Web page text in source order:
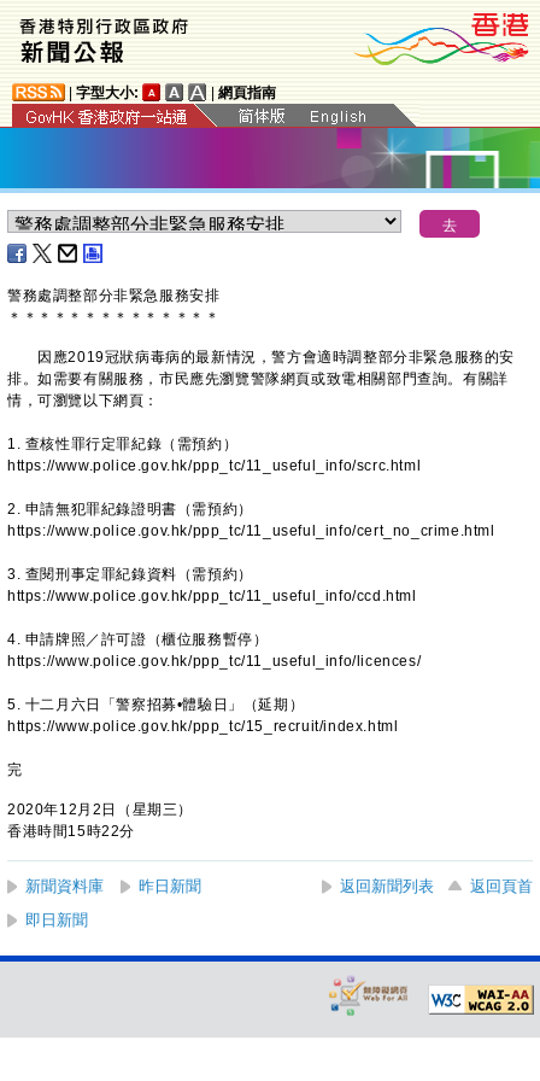
字型大小: 網頁指南
警務處調整部分非緊急服務安排
＊ ＊ ＊ ＊ ＊ ＊ ＊ ＊ ＊ ＊ ＊ ＊ ＊ ＊
因應2019冠狀病毒病的最新情況，警方會適時調整部分非緊急服務的安
排。如需要有關服務，市民應先瀏覽警隊網頁或致電相關部門查詢。有關詳
情，可瀏覽以下網頁：
1. 查核性罪行定罪紀錄（需預約）
https://www.police.gov.hk/ppp_tc/11_useful_info/scrc.html
2. 申請無犯罪紀錄證明書（需預約）
https://www.police.gov.hk/ppp_tc/11_useful_info/cert_no_crime.html
3. 查閱刑事定罪紀錄資料（需預約）
https://www.police.gov.hk/ppp_tc/11_useful_info/ccd.html
4. 申請牌照／許可證（櫃位服務暫停）
https://www.police.gov.hk/ppp_tc/11_useful_info/licences/
5. 十二月六日「警察招募•體驗日」（延期）
https://www.police.gov.hk/ppp_tc/15_recruit/index.html
完
2020年12月2日（星期三）
香港時間15時22分
新聞資料庫 昨日新聞 返回新聞列表
返回頁首
即日新聞